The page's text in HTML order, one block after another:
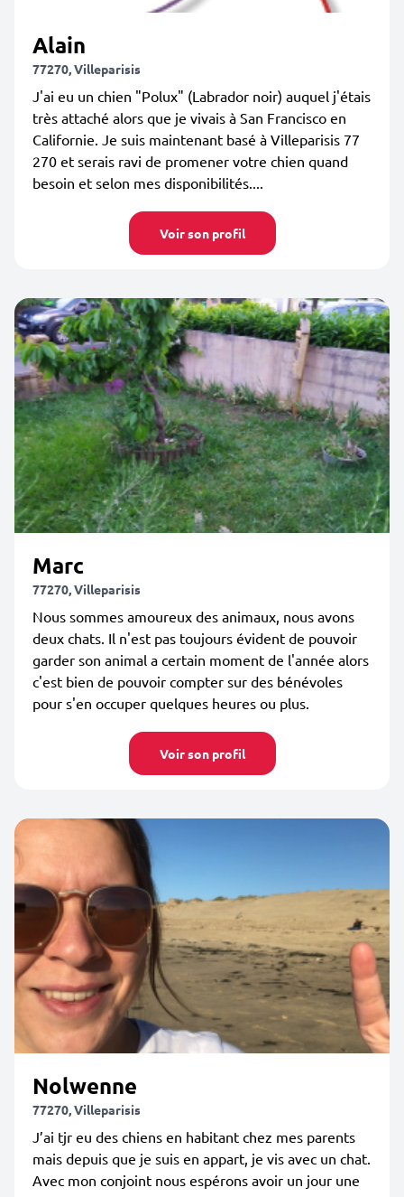
Alain
77270, Villeparisis
J'ai eu un chien "Polux" (Labrador noir) auquel j'étais
très attaché alors que je vivais à San Francisco en
Californie. Je suis maintenant basé à Villeparisis 77
270 et serais ravi de promener votre chien quand
besoin et selon mes disponibilités....
Voir son profil
Marc
77270, Villeparisis
Nous sommes amoureux des animaux, nous avons
deux chats. Il n'est pas toujours évident de pouvoir
garder son animal a certain moment de l'année alors
c'est bien de pouvoir compter sur des bénévoles
pour s'en occuper quelques heures ou plus.
Voir son profil
Nolwenne
77270, Villeparisis
J’ai tjr eu des chiens en habitant chez mes parents
mais depuis que je suis en appart, je vis avec un chat.
Avec mon conjoint nous espérons avoir un jour une